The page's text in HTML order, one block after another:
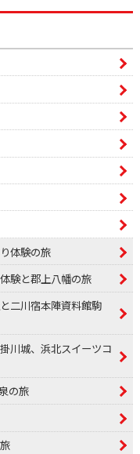
体験の旅
験と郡上八幡の旅
二川宿本陣資料館駒
川城、浜北スイーツコ
の旅